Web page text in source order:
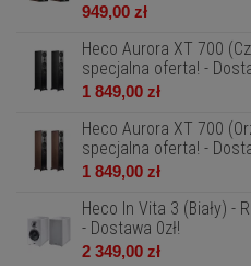
949,00 zł
Heco Aurora XT 700
specjalna oferta! -
1 849,00 zł
Heco Aurora XT 700
specjalna oferta! -
1 849,00 zł
Heco In Vita 3 (Biały) -
- Dostawa 0zł!
2 349,00 zł